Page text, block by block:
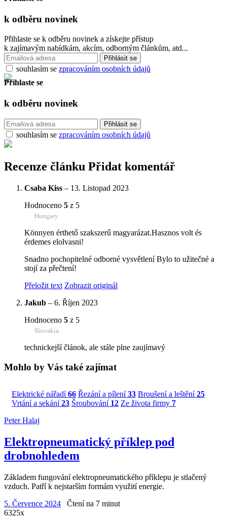
k odběru novinek
Přihlaste se k odběru novinek a získejte přístup
k zajímavým nabídkám, akcím, odborným článkům, atd...
souhlasím se zpracováním osobních údajů
Přihlaste se
k odběru novinek
souhlasím se zpracováním osobních údajů
Recenze článku Přidat komentář
Csaba Kiss – 13. Listopad 2023
Hodnoceno 5 z 5
Hungary
Könnyen érthető szakszerű magyarázat.Hasznos volt és
érdemes elolvasni!
Snadno pochopitelné odborné vysvětlení Bylo to užitečné a
stojí za přečtení!
Přeložit text Zobrazit originál
Jakub – 6. Říjen 2023
Hodnoceno 5 z 5
Slovakia
technickejší článok, ale stále plne zaujímavý
Mohlo by Vás také zajímat
Elektrické nářadí66 Řezání a pílení33 Broušení a leštění25
Vrtání a sekání23 Šroubování 12 Ze života firmy 7
Peter Halaj
Elektropneumatický příklep pod
drobnohledem
Základem fungování elektropneumatického příklepu je stlačený
vzduch. Patří k nejstarším formám využití energie.
5. Července 2024
Čtení na 7 minut
6325x